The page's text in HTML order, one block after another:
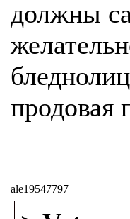
должны
продовая
ale19547797